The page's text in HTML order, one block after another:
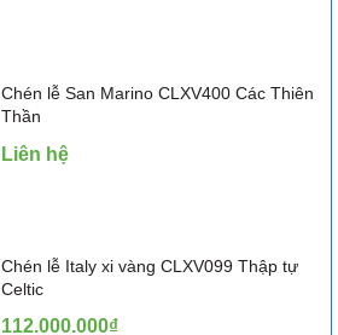
Chén lễ San Marino CLXV400 Các Thiên
Thần
Liên hệ
Chén lễ Italy xi vàng CLXV099 Thập tự
Celtic
112.000.000₫